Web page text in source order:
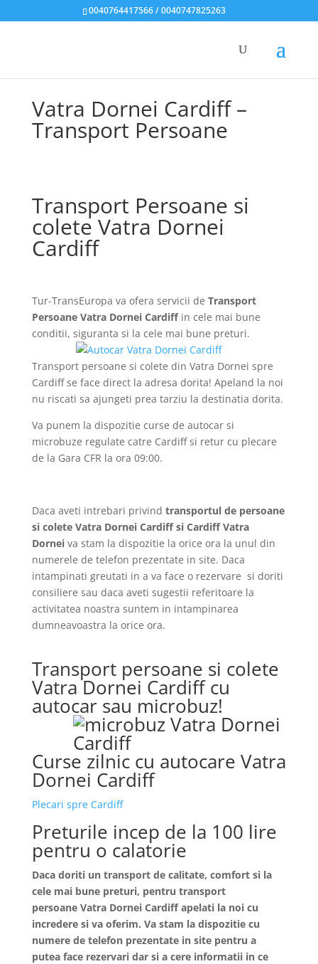
0040764417566 / 0040747825263
Vatra Dornei Cardiff –
Transport Persoane
Transport Persoane si
colete Vatra Dornei
Cardiff
Tur-TransEuropa va ofera servicii de Transport
Persoane Vatra Dornei Cardiffin cele mai bune
conditii, siguranta si la cele mai bune preturi.
Transport persoane si colete din Vatra Dornei spre
Cardiff se face direct la adresa dorita! Apeland la noi
nu riscati sa ajungeti prea tarziu la destinatia dorita.
Va punem la dispozitie curse de autocar si
microbuze regulate catre Cardiff si retur cu plecare
de la Gara CFR la ora 09:00.
Daca aveti intrebari privind transportul de persoane
si colete Vatra Dornei Cardiff si Cardiff Vatra
Dornei va stam la dispozitie la orice ora la unul din
numerele de telefon prezentate in site. Daca
intampinati greutati in a va face o rezervare si doriti
consiliere sau daca aveti sugestii referitoare la
activitatea noastra suntem in intampinarea
dumneavoastra la orice ora.
Transport persoane si colete
Vatra Dornei Cardiff cu
autocar sau microbuz!
Curse zilnic cu autocare Vatra
Dornei Cardiff
Plecari spre Cardiff
Preturile incep de la 100 lire
pentru o calatorie
Daca doriti un transport de calitate, comfort si la
cele mai bune preturi, pentru transport
persoane Vatra Dornei Cardiff apelati la noi cu
incredere si va oferim. Va stam la dispozitie cu
numere de telefon prezentate in site pentru a
putea face rezervari dar si a cere informatii in ce